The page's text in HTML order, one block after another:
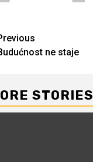
ne staje
STORIES